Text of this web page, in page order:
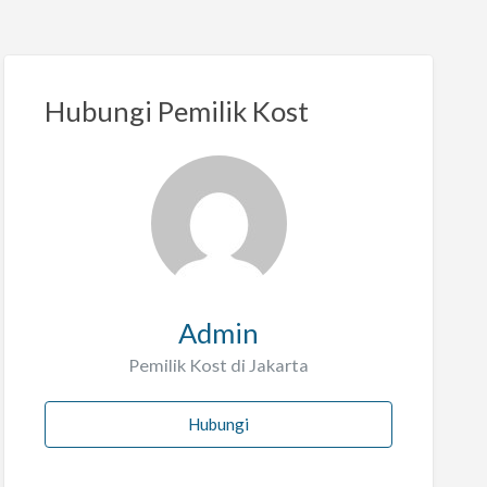
Hubungi Pemilik Kost
Admin
Pemilik Kost di Jakarta
Hubungi